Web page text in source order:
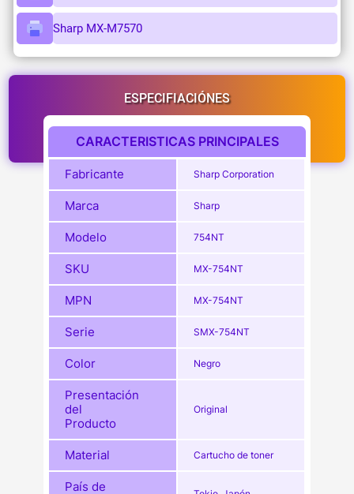
Sharp MX-M7570
ESPECIFIACIÓNES
CARACTERISTICAS PRINCIPALES
Fabricante Sharp Corporation
Marca Sharp
Modelo 754NT
SKU MX-754NT
MPN MX-754NT
Serie SMX-754NT
Color Negro
Presentación
del
Producto
Original
Material Cartucho de toner
País de